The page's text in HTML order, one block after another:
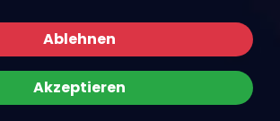
Ablehnen
Akzeptieren